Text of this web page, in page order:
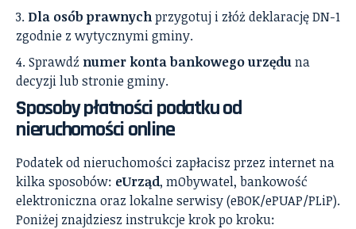
Dla osób prawnychprzygotuj i złóż deklarację DN-1
zgodnie z wytycznymi gminy.
Sprawdź numer konta bankowego urzęduna
decyzji lub stronie gminy.
Sposoby płatności podatku od
nieruchomości online
Podatek od nieruchomości zapłacisz przez internet na
kilka sposobów: eUrząd, mObywatel, bankowość
elektroniczna oraz lokalne serwisy (eBOK/ePUAP/PLiP).
Poniżej znajdziesz instrukcje krok po kroku: